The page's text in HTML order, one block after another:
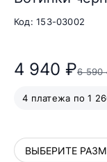
Код: 153-03002
4 940 ₽6 590
4 платежа по 1
ВЫБЕРИТЕ